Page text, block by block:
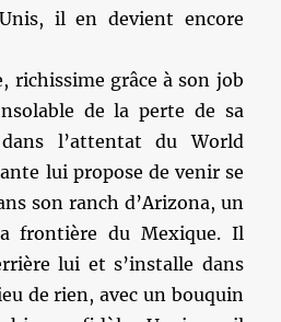
il en devient encore
richissime grâce à son job
de la perte de sa
l’attentat du World
lui propose de venir se
son ranch d’Arizona, un
frontière du Mexique. Il
lui et s’installe dans
de rien, avec un bouquin